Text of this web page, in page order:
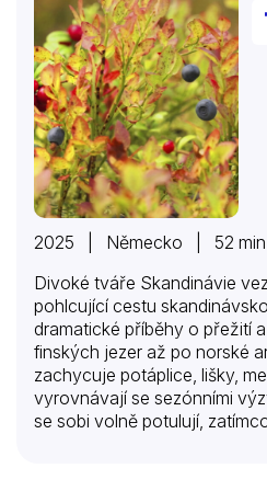
2025 | Německo | 52 min
Divoké tváře Skandinávie
pohlcující cestu
dramatické příběhy o přežití
finských jezer až po norské
zachycuje potáplice, lišky,
vyrovnávají se sezónními
se sobi volně potulují,